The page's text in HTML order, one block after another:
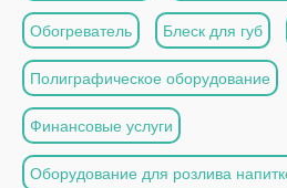
Обогреватель Блеск для губ
Полиграфическое оборудование
Финансовые услуги
Оборудование для розлива